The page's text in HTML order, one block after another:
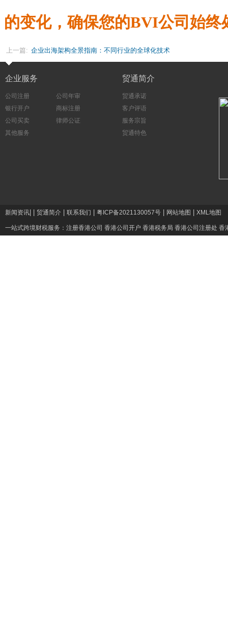
的变化，确保您的BVI公司始终
上一篇: 企业出海架构全景指南：不同行业的全球化技术
选型策略
企业服务
公司注册
公司年审
银行开户
商标注册
公司买卖
律师公证
其他服务
贸通简介
贸通承诺
客户评语
服务宗旨
贸通特色
新闻资讯 贸通简介 联系我们 粤ICP备2021130057号 网站地图 XML地图
一站式跨境财税服务： 注册香港公司 香港公司开户 香港税务局 香港公司注册处 香